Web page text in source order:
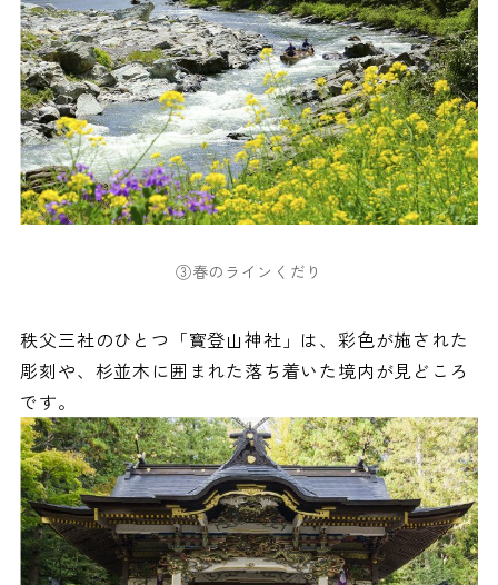
③春のラインくだり
秩父三社のひとつ「寳登山神社」は、彩色が施された
彫刻や、杉並木に囲まれた落ち着いた境内が見どころ
です。